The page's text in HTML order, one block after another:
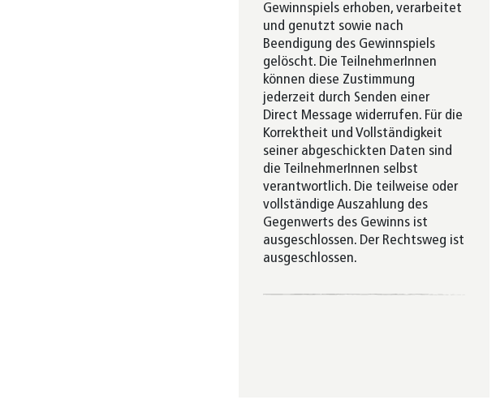
Gewinnspiels erhoben, verarbeitet
und genutzt sowie nach
Beendigung des Gewinnspiels
gelöscht. Die TeilnehmerInnen
können diese Zustimmung
jederzeit durch Senden einer
Direct Message widerrufen. Für die
Korrektheit und Vollständigkeit
seiner abgeschickten Daten sind
die TeilnehmerInnen selbst
verantwortlich.⁠ Die teilweise oder
vollständige Auszahlung des
Gegenwerts des Gewinns ist
ausgeschlossen.⁠ Der Rechtsweg ist
ausgeschlossen.